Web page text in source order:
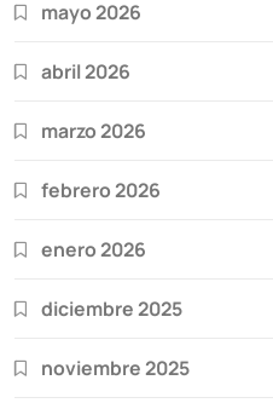
mayo 2026
abril 2026
marzo 2026
febrero 2026
enero 2026
diciembre 2025
noviembre 2025